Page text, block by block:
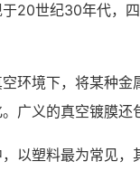
20世纪30年代，
环境下，将某种
广义的真空镀膜还
以塑料最为常见